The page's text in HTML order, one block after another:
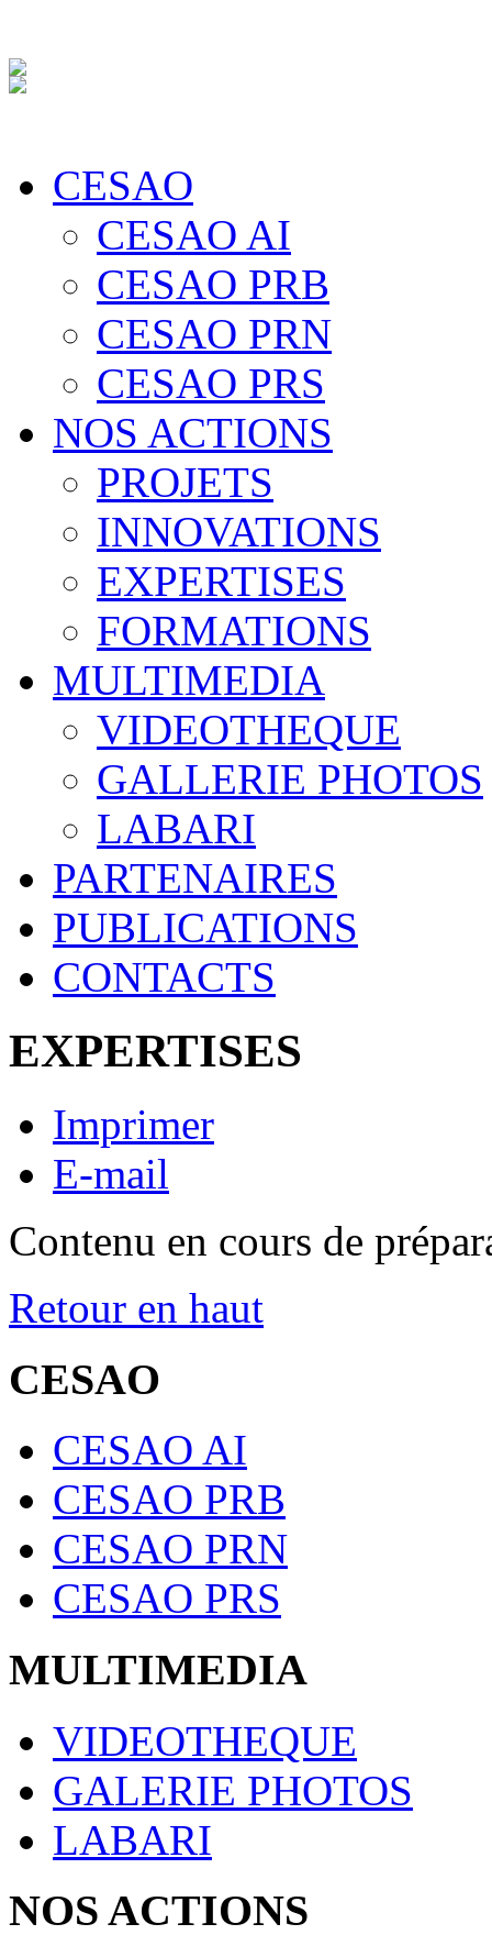
CESAO
CESAO AI
CESAO PRB
CESAO PRN
CESAO PRS
NOS ACTIONS
PROJETS
INNOVATIONS
EXPERTISES
FORMATIONS
MULTIMEDIA
VIDEOTHEQUE
GALLERIE PHOTOS
LABARI
PARTENAIRES
PUBLICATIONS
CONTACTS
EXPERTISES
Imprimer
E-mail
Contenu en cours de
Retour en haut
CESAO
CESAO AI
CESAO PRB
CESAO PRN
CESAO PRS
MULTIMEDIA
VIDEOTHEQUE
GALERIE PHOTOS
LABARI
NOS ACTIONS